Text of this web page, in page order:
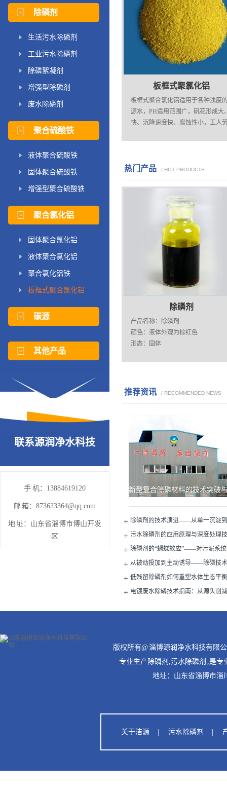
板框式聚氯化铝
板框式聚合氯化铝适用于各种浊度
源水，PH适用范围广，矾花形成大
快、沉降速度快、腐蚀性小，工人
热门产品 / HOT PRODUCTS
除磷剂
产品名称：除磷剂
颜色：液体外观为棕红色
形态：固体
推荐资讯 / RECOMMENDED NEWS
除磷剂的技术演进——从单一沉淀
污水除磷剂的应用原理与深度处理
除磷剂的“蝴蝶效应”——对污泥系
从被动投加到主动诱导——除磷技
革命低残留除磷剂如何重塑水体生态平
电镀废水除磷技术指南：从源头削
除磷剂
生活污水除磷剂
工业污水除磷剂
除磷絮凝剂
增强型除磷剂
废水除磷剂
聚合硫酸铁
液体聚合硫酸铁
固体聚合硫酸铁
增强型聚合硫酸铁
聚合氯化铝
固体聚合氯化铝
液体聚合氯化铝
聚合氯化铝铁
板框式聚合氯化铝
碳源
其他产品
联系源润净水科技
手 机：13884619120
邮 箱：873623364@qq.com
地 址：山东省淄博市博山开发
区
版权所有@ 淄博源润净水科技有限
专业生产除磷剂,污水除磷剂 ,是
地址：山东省淄博市淄
关于洁源 污水除磷剂